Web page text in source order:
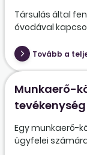
Társulás által
óvodával
Tovább a
Munkaerő-
Egy munkaerő-
ügyfelei